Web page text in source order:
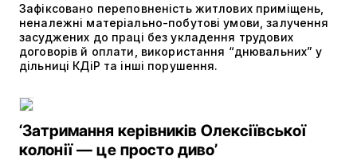
Зафіксовано переповненість житлових приміщень,
неналежні матеріально-побутові умови, залучення
засуджених до праці без укладення трудових
договорів й оплати, використання “днювальних” у
дільниці КДіР та інші порушення.
‘Затримання керівників Олексіївської
колонії — це просто диво’